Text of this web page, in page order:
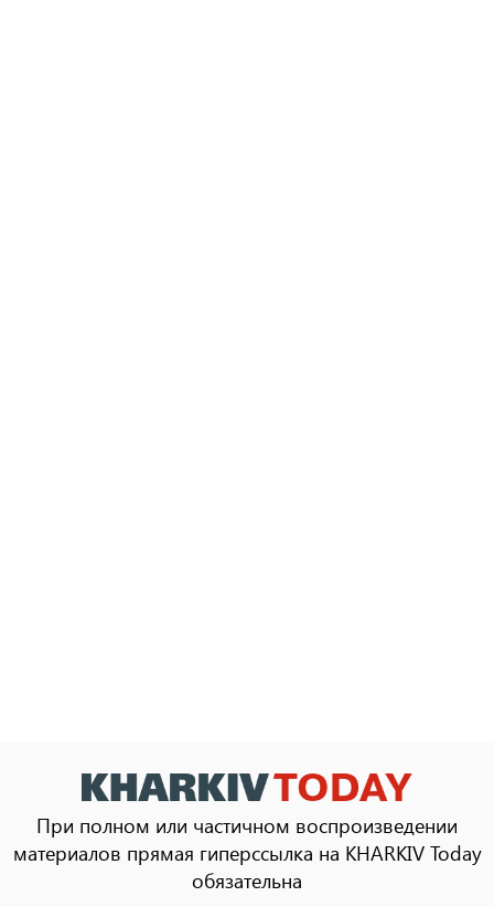
При полном или частичном воспроизведении
материалов прямая гиперссылка на KHARKIV Today
обязательна